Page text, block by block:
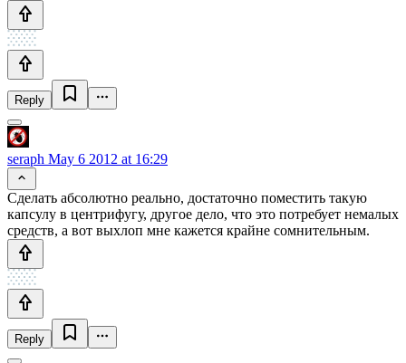
Reply
seraph May 6 2012 at 16:29
Сделать абсолютно реально, достаточно поместить такую
капсулу в центрифугу, другое дело, что это потребует немалых
средств, а вот выхлоп мне кажется крайне сомнительным.
Reply